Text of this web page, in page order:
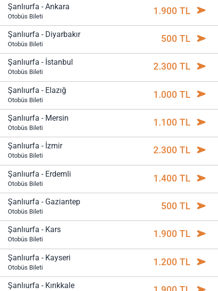
Şanlıurfa - Ankara
Otobüs Bileti 1.900 TL
Şanlıurfa - Diyarbakır
Otobüs Bileti 500 TL
Şanlıurfa - İstanbul
Otobüs Bileti 2.300 TL
Şanlıurfa - Elazığ
Otobüs Bileti 1.000 TL
Şanlıurfa - Mersin
Otobüs Bileti 1.100 TL
Şanlıurfa - İzmir
Otobüs Bileti 2.300 TL
Şanlıurfa - Erdemli
Otobüs Bileti 1.400 TL
Şanlıurfa - Gaziantep
Otobüs Bileti 500 TL
Şanlıurfa - Kars
Otobüs Bileti 1.900 TL
Şanlıurfa - Kayseri
Otobüs Bileti 1.200 TL
Şanlıurfa - Kırıkkale